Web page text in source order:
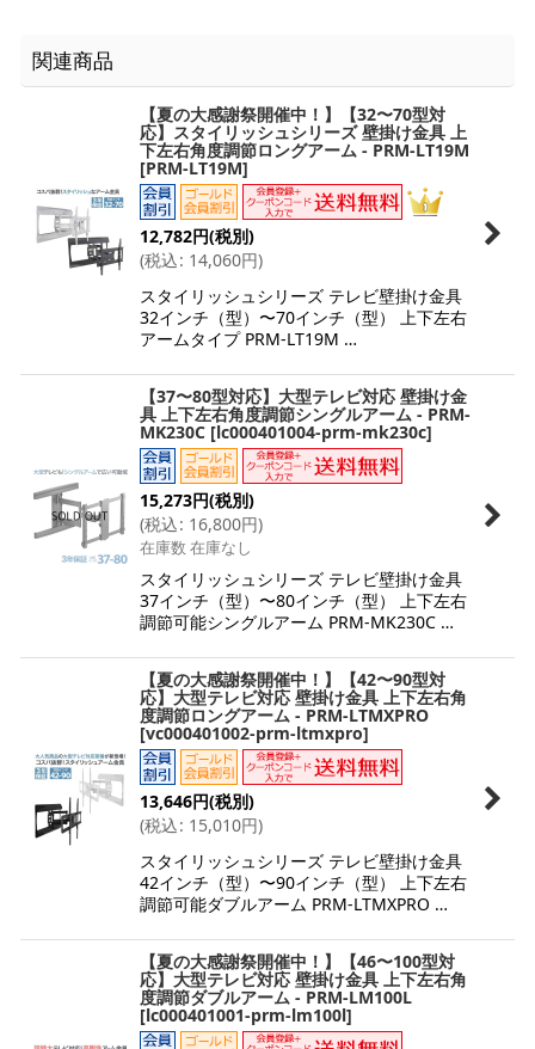
関連商品
【夏の大感謝祭開催中！】【32〜70型対
応】スタイリッシュシリーズ 壁掛け金具 上
下左右角度調節ロングアーム - PRM-LT19M
[PRM-LT19M]
12,782円(税別)
(税込: 14,060円)
スタイリッシュシリーズ テレビ壁掛け金具
32インチ（型）〜70インチ（型） 上下左右
アームタイプ PRM-LT19M …
【37〜80型対応】大型テレビ対応 壁掛け金
具 上下左右角度調節シングルアーム - PRM-
MK230C [lc000401004-prm-mk230c]
15,273円(税別)
(税込: 16,800円)
在庫数 在庫なし
スタイリッシュシリーズ テレビ壁掛け金具
37インチ（型）〜80インチ（型） 上下左右
調節可能シングルアーム PRM-MK230C …
【夏の大感謝祭開催中！】【42〜90型対
応】大型テレビ対応 壁掛け金具 上下左右角
度調節ロングアーム - PRM-LTMXPRO
[vc000401002-prm-ltmxpro]
13,646円(税別)
(税込: 15,010円)
スタイリッシュシリーズ テレビ壁掛け金具
42インチ（型）〜90インチ（型） 上下左右
調節可能ダブルアーム PRM-LTMXPRO …
【夏の大感謝祭開催中！】【46〜100型対
応】大型テレビ対応 壁掛け金具 上下左右角
度調節ダブルアーム - PRM-LM100L
[lc000401001-prm-lm100l]